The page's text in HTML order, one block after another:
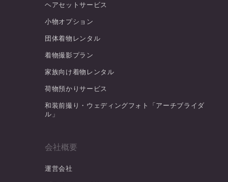
ヘアセットサービス
小物オプション
団体着物レンタル
着物撮影プラン
家族向け着物レンタル
荷物預かりサービス
和装前撮り・ウェディングフォト「アーチブライダ
ル」
会社概要
運営会社